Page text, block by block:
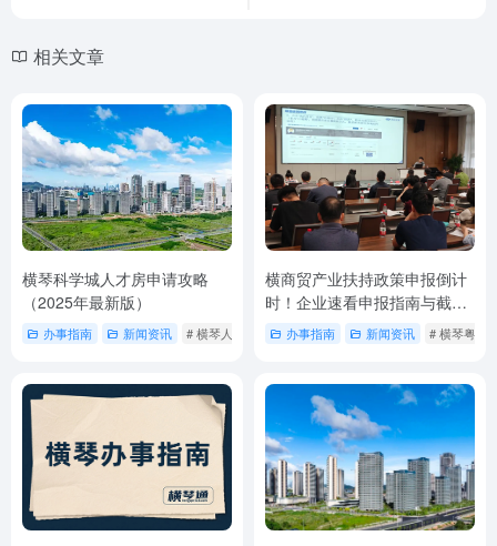
相关文章
横琴科学城人才房申请攻略
（2025年最新版）
办事指南 新闻资讯 # 横琴人才房 # 横琴人才房申请 # 横琴人才房申请攻
横商贸产业扶持政策申报倒计
时！企业速看申报指南与截止
日期办事指南 新闻资讯 # 横琴粤澳